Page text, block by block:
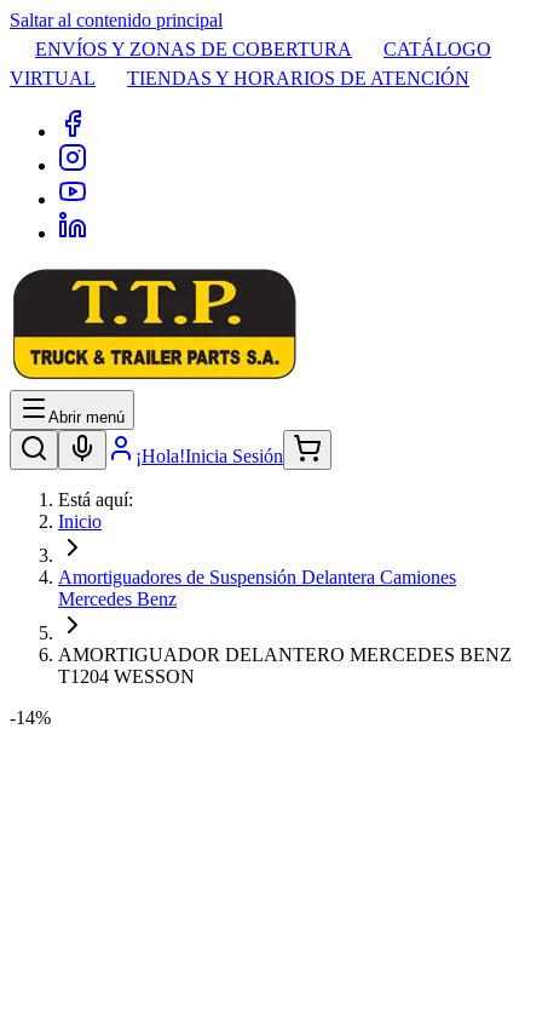
Saltar al contenido principal
ENVÍOS Y ZONAS DE COBERTURA
CATÁLOGO
VIRTUAL
TIENDAS Y HORARIOS DE ATENCIÓN
Abrir menú
¡Hola!Inicia Sesión
Está aquí:
Inicio
Amortiguadores de Suspensión Delantera Camiones
Mercedes Benz
AMORTIGUADOR DELANTERO MERCEDES BENZ
T1204 WESSON
-14%